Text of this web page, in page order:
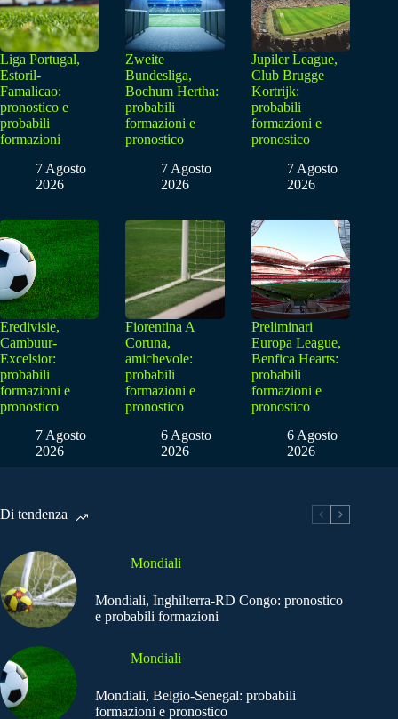
Liga Portugal,
Estoril-
Famalicao:
pronostico e
probabili
formazioni
7 Agosto
2026
Zweite
Bundesliga,
Bochum Hertha:
probabili
formazioni e
pronostico
7 Agosto
2026
Jupiler League,
Club Brugge
Kortrijk:
probabili
formazioni e
pronostico
7 Agosto
2026
Eredivisie,
Cambuur-
Excelsior:
probabili
formazioni e
pronostico
7 Agosto
2026
Fiorentina A
Coruna,
amichevole:
probabili
formazioni e
pronostico
6 Agosto
2026
Preliminari
Europa League,
Benfica Hearts:
probabili
formazioni e
pronostico
6 Agosto
2026
Di tendenza
Mondiali
Mondiali, Inghilterra-RD Congo: pronostico
e probabili formazioni
Mondiali
Mondiali, Belgio-Senegal: probabili
formazioni e pronostico